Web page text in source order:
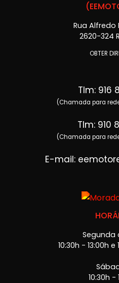
Rua Alfredo
2620-324
OBTER
Tlm: 916
(Chamada para
Tlm: 910
(Chamada para
E-mail:
Segunda
10:30h - 13:00h e
10:30h -